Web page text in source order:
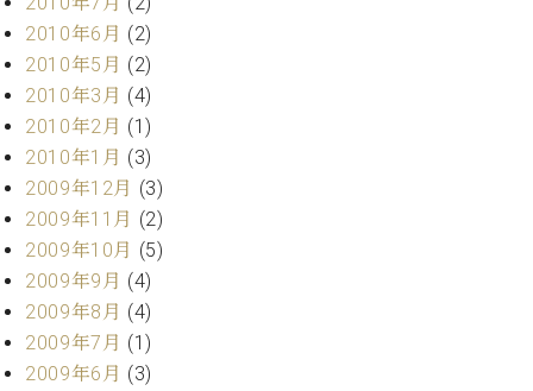
Musikgasse（音
楽の小道）
2010年6月 (2)
2010年5月 (2)
2010年3月 (4)
2010年2月 (1)
2010年1月 (3)
2009年12月 (3)
2009年11月 (2)
2009年10月 (5)
2009年9月 (4)
2009年8月 (4)
2009年7月 (1)
2009年6月 (3)